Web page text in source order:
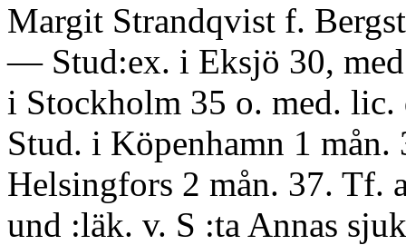
Margit Strandqvist f.
— Stud:ex. i Eksjö 30,
i Stockholm 35 o. med. lic.
Stud. i Köpenhamn 1 mån.
Helsingfors 2 mån. 37. Tf.
und :läk. v. S :ta Annas